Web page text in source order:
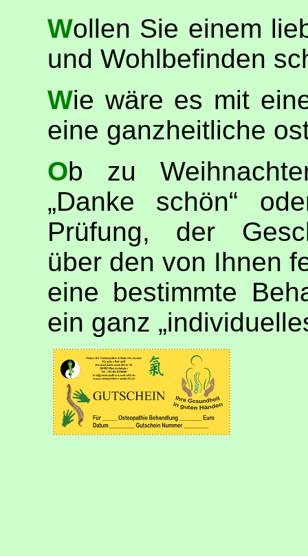
Wollen Sie einem lieben Menschen Gesundheit
und Wohlbefinden
Wie wäre es mit einem Geschenkgutschein für
eine ganzheitliche
Ob zu Weihnachten, zum Geburtstag, als
„Danke schön“
Prüfung, der
über den von Ihnen
eine bestimmte
ein ganz